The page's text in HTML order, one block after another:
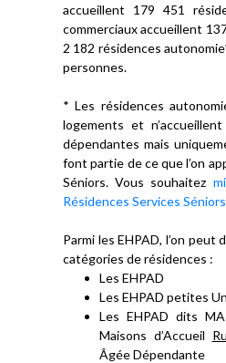
accueillent 179 451
commerciaux accueillent
2 182 résidences
personnes.
* Les résidences
logements et
dépendantes mais
font partie de ce que l’on
Séniors. Vous souhaitez
Résidences Services Séniors
Parmi les EHPAD, l’on
catégories de résidences :
Les EHPAD
Les EHPAD petites
Les EHPAD dits
Maisons d’Accueil
Âgée Dépendante